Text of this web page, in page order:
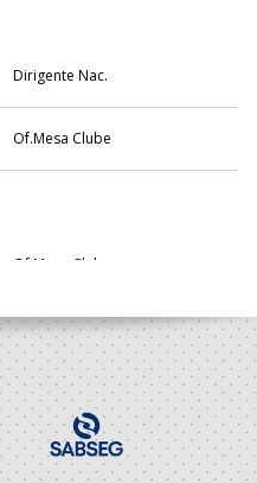
Dirigente Nac.
Of.Mesa Clube
Of.Mesa Clube
Dirigente Nac.
Of.Mesa Clube